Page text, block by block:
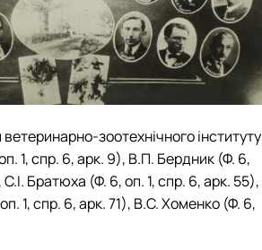
зоотехнічного
1, спр. 6, арк. 9), В.П. Бердник (Ф. 6,
Братюха (Ф. 6, оп. 1, спр. 6, арк. 55),
1, спр. 6, арк. 71), В.С. Хоменко (Ф. 6,